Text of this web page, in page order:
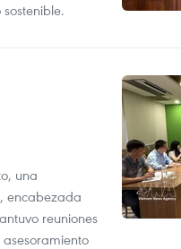
una
encabezada
reuniones